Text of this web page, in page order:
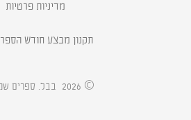
מדיניות פרטיות
תקנון מבצע חודש הספר 2026
© 2026